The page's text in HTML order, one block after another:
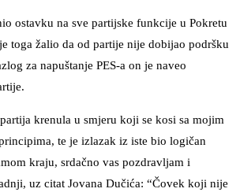
ostavku na sve partijske funkcije u Pokretu
toga žalio da od partije nije dobijao podršku
za napuštanje PES-a on je naveo
krenula u smjeru koji se kosi sa mojim
te je izlazak iz iste bio logičan
kraju, srdačno vas pozdravljam i
uz citat Jovana Dučića: “Čovek koji nije